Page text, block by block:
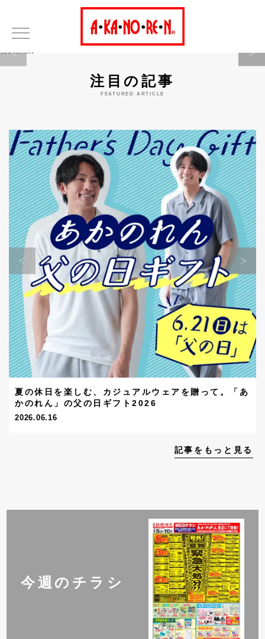
Warning
注目の記事
FEATURED ARTICLE
夏の休日を楽しむ、カジュアルウェアを贈って。「あ
かのれん」の父の日ギフト2026
2026.06.16
記事をもっと見る
今週のチラシ